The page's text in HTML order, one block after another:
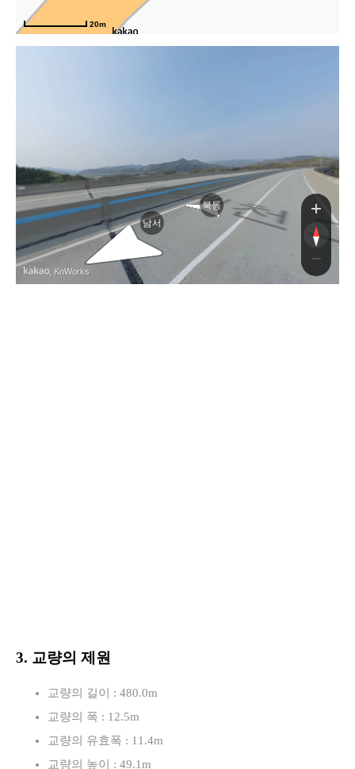
20m
로
로
남서
북동
, KnWorks
3. 교량의 제원
교량의 길이 : 480.0m
교량의 폭 : 12.5m
교량의 유효폭 : 11.4m
교량의 높이 : 49.1m